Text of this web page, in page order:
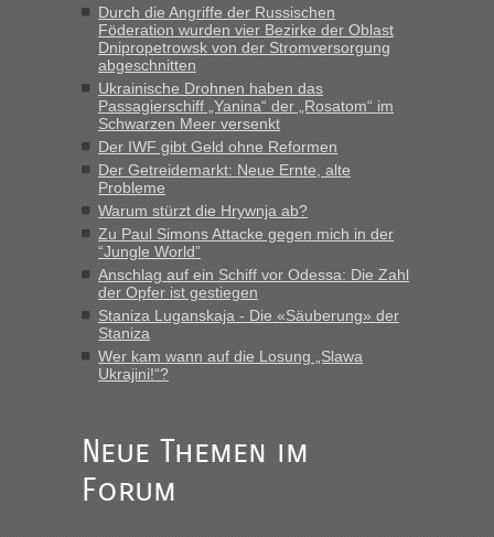
Strecke fahren wir nicht"
inBerichte und Reisetipps • Re: Mit dem Zug in
die Ukraine
„Man sollte aber explizit dazu schreiben, daß es ein Zug von
LeoExpress ist - und nur auf deren Webseite kann man die
Fahrkarten kaufen. Zumindest ist es die erste Umsteigefreie
Verbindung von Deutschland...“
Recht, Visa und Dokumente • Re: Deklaration
gebrauchter Kleidung beim Zoll
„Vielen Dank, mit einem Briefchen meiner Frau im Gepäck
gab es keine Probleme“
fast 11 Milliarden aufgedeckt
„Am besten wäre natürlich, wenn die Frau mit dabei ist.
Alleinreisende Männer stehen schließlich immer unter
Durch die Angriffe der Russischen
Föderation wurden vier Bezirke der Oblast
Dnipropetrowsk von der Stromversorgung
abgeschnitten
Ukrainische Drohnen haben das
Passagierschiff „Yanina“ der „Rosatom“ im
Schwarzen Meer versenkt
Der IWF gibt Geld ohne Reformen
Der Getreidemarkt: Neue Ernte, alte
Probleme
Warum stürzt die Hrywnja ab?
Zu Paul Simons Attacke gegen mich in der
“Jungle World”
Anschlag auf ein Schiff vor Odessa: Die Zahl
der Opfer ist gestiegen
Staniza Luganskaja - Die «Säuberung» der
Staniza
Wer kam wann auf die Losung „Slawa
Ukrajini!“?
Neue Themen im
Forum